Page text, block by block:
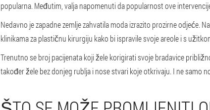
popularna. Međutim, valja napomenuti da popularnost ove
Nedavno je zapadne zemlje zahvatila moda izrazito prozirne odjeće.
klinikama za plastičnu kirurgiju kako bi ispravile svoje areole i s
Trenutno se broj pacijenata koji žele korigirati svoje bradavice
također žele bez donjeg rublja i nose stvari koje otkrivaju. I ne samo